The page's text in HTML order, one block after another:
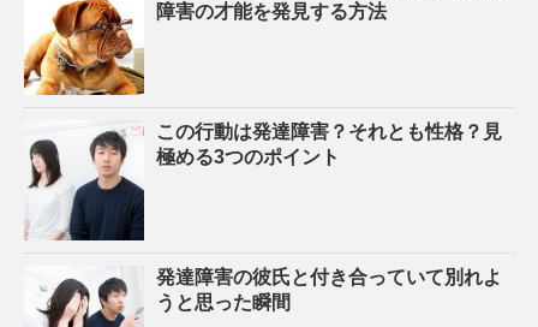
障害の才能を発見する方法
この行動は発達障害？それとも性格？見
極める3つのポイント
発達障害の彼氏と付き合っていて別れよ
うと思った瞬間